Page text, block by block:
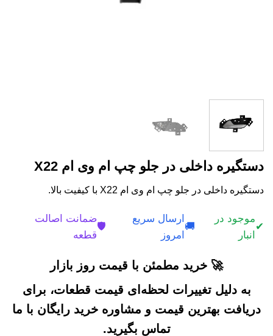
دستگیره داخلی در جلو چپ ام وی ام X22
دستگیره داخلی در جلو چپ ام وی ام X22 با کیفیت بالا.
✔
موجود در
انبار
🚚
ارسال سریع
امروز
🛡️
ضمانت اصالت
قطعه
🚀 خرید مطمئن با قیمت روز بازار
به دلیل تغییرات لحظه‌ای قیمت قطعات، برای
دریافت بهترین قیمت و مشاوره خرید رایگان با ما
تماس بگیرید.